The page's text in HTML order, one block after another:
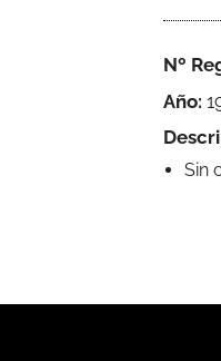
Nº
Año:
Sin